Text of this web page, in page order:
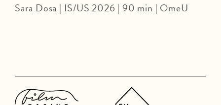
Sara Dosa | IS/US 2026 | 90 min | OmeU